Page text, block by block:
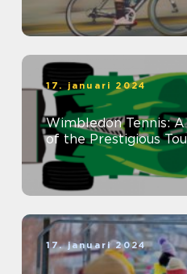
17. januari 2024
Wimbledon Tennis:
of the Prestigious
17. januari 2024